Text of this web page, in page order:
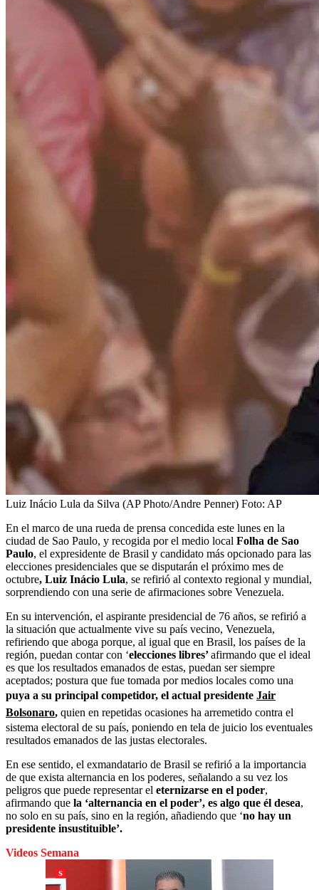
Luiz Inácio Lula da Silva (AP Photo/Andre Penner) Foto: AP
En el marco de una rueda de prensa concedida este lunes en la
ciudad de Sao Paulo, y recogida por el medio local Folha de Sao
Paulo, el expresidente de Brasil y candidato más opcionado para las
elecciones presidenciales que se disputarán el próximo mes de
octubre, Luiz Inácio Lula, se refirió al contexto regional y mundial,
sorprendiendo con una serie de afirmaciones sobre Venezuela.
En su intervención, el aspirante presidencial de 76 años, se refirió a
la situación que actualmente vive su país vecino, Venezuela,
refiriendo que aboga porque, al igual que en Brasil, los países de la
región, puedan contar con ‘elecciones libres’afirmando que el ideal
es que los resultados emanados de estas, puedan ser siempre
aceptados; postura que fue tomada por medios locales como una
puya a su principal competidor, el actual presidente Jair
Bolsonaro, quien en repetidas ocasiones ha arremetido contra el
sistema electoral de su país, poniendo en tela de juicio los eventuales
resultados emanados de las justas electorales.
En ese sentido, el exmandatario de Brasil se refirió a la importancia
de que exista alternancia en los poderes, señalando a su vez los
peligros que puede representar el eternizarse en el poder,
afirmando que la ‘alternancia en el poder’, es algo que él desea,
no solo en su país, sino en la región, añadiendo que ‘no hay un
presidente insustituible’.
Videos Semana